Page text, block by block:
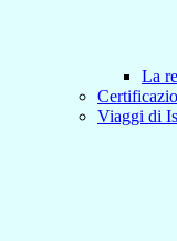
La
Viaggi di